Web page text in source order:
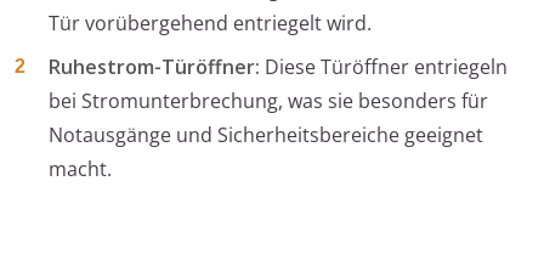
Tür vorübergehend entriegelt wird.
Ruhestrom-Türöffner: Diese Türöffner entriegeln
bei Stromunterbrechung, was sie besonders für
Notausgänge und Sicherheitsbereiche geeignet
macht.